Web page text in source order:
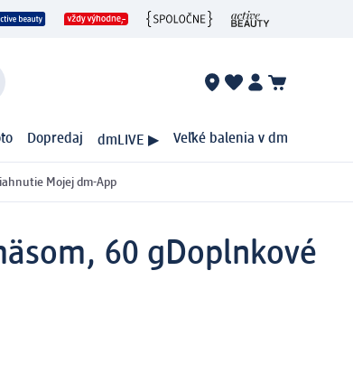
Dopredaj dmLIVE ▶ Veľké balenia v dm
Mojej dm-App
60 gDoplnkové